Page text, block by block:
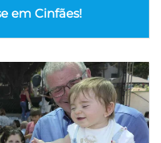
em Cinfães!